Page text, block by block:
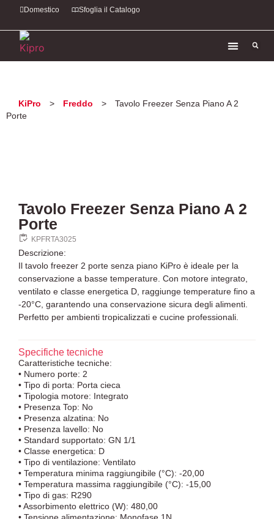
Domestico Sfoglia il Catalogo
KiPro > Freddo >
Tavolo Freezer Senza Piano A 2
Porte
Tavolo Freezer Senza Piano A 2
Porte
KPFRTA3025
Descrizione:
Il tavolo freezer 2 porte senza piano KiPro è ideale per la
conservazione a basse temperature. Con motore integrato,
ventilato e classe energetica D, raggiunge temperature fino a
-20°C, garantendo una conservazione sicura degli alimenti.
Perfetto per ambienti tropicalizzati e cucine professionali.
Specifiche tecniche
Caratteristiche tecniche:
• Numero porte: 2
• Tipo di porta: Porta cieca
• Tipologia motore: Integrato
• Presenza Top: No
• Presenza alzatina: No
• Presenza lavello: No
• Standard supportato: GN 1/1
• Classe energetica: D
• Tipo di ventilazione: Ventilato
• Temperatura minima raggiungibile (°C): -20,00
• Temperatura massima raggiungibile (°C): -15,00
• Tipo di gas: R290
• Assorbimento elettrico (W): 480,00